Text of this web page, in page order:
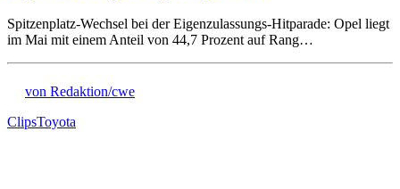
Spitzenplatz-Wechsel bei der Eigenzulassungs-Hitparade: Opel liegt
im Mai mit einem Anteil von 44,7 Prozent auf Rang…
von Redaktion/cwe
ClipsToyota